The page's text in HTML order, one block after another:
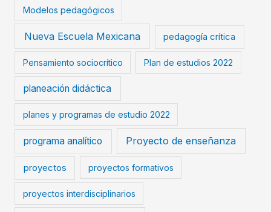
Modelos pedagógicos
Nueva Escuela Mexicana pedagogía crítica
Pensamiento sociocrítico Plan de estudios 2022
planeación didáctica
planes y programas de estudio 2022
programa analítico Proyecto de enseñanza
proyectos proyectos formativos
proyectos interdisciplinarios